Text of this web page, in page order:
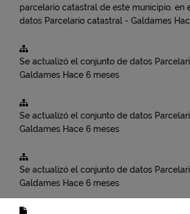
parcelario catastral de este municipio. en
datos Parcelario catastral - Galdames
Se actualizó el conjunto de datos
Galdames Hace 6 meses
Se actualizó el conjunto de datos
Galdames Hace 6 meses
Se actualizó el conjunto de datos
Galdames Hace 6 meses